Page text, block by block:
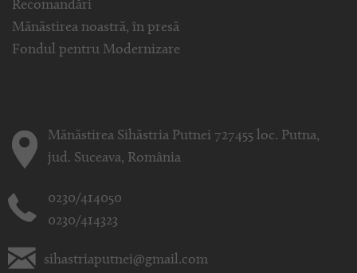
Recomandări
Mănăstirea noastră, în presă
Fondul pentru Modernizare
Mănăstirea Sihăstria Putnei 727455 loc. Putna,
jud. Suceava, România
0230/414050
0230/414323
sihastriaputnei@gmail.com